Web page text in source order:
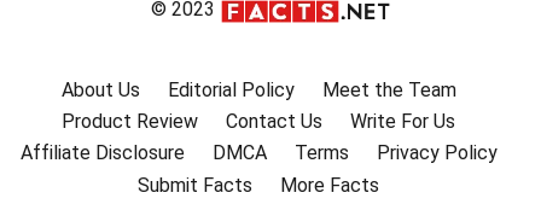
© 2023
About Us Editorial Policy
Meet the Team
Product Review
Contact Us
Write For Us
Affiliate Disclosure
DMCA Terms
Privacy Policy
Submit Facts
More Facts